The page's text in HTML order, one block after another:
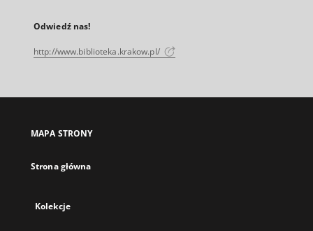
Odwiedź nas!
http://www.biblioteka.krakow.pl/
MAPA STRONY
Strona główna
Kolekcje